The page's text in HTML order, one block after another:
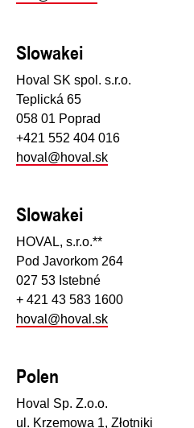
Slowakei
Hoval SK spol. s.r.o.
Teplická 65
058 01 Poprad
+421 552 404 016
hoval@hoval.sk
Slowakei
HOVAL, s.r.o.**
Pod Javorkom 264
027 53 Istebné
+ 421 43 583 1600
hoval@hoval.sk
Polen
Hoval Sp. Z.o.o.
ul. Krzemowa 1, Złotniki